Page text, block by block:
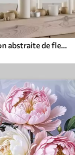
Peintures Composition abstraite de fleurs, imitation de coups de pinceau, nuances de vert et de rouge